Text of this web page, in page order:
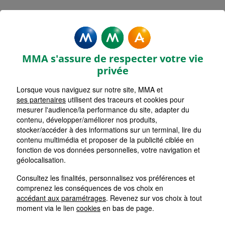
CHAMPAGNE LES HALLES
Accueil Assurance Grand Est
Assurance Marne (51)
Assurance Châlons-en-Champagne (51000)
MMA s'assure de respecter votre vie
privée
Lorsque vous naviguez sur notre site, MMA et
ses partenaires utilisent des traceurs et cookies pour
mesurer l'audience/la performance du site, adapter du
contenu, développer/améliorer nos produits,
stocker/accéder à des informations sur un terminal, lire du
contenu multimédia et proposer de la publicité ciblée en
fonction de vos données personnelles, votre navigation et
géolocalisation.
Consultez les finalités, personnalisez vos préférences et
comprenez les conséquences de vos choix en
accédant aux paramétrages. Revenez sur vos choix à tout
moment via le lien cookies en bas de page.